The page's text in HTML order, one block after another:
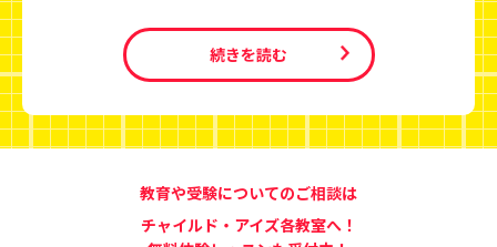
続きを読む
教育や受験についてのご相談は
チャイルド・アイズ各教室へ！